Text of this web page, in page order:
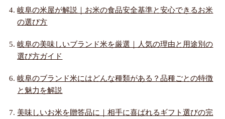
岐阜の米屋が解説｜お米の食品安全基準と安心できるお米
の選び方
岐阜の美味しいブランド米を厳選｜人気の理由と用途別の
選び方ガイド
岐阜のブランド米にはどんな種類がある？品種ごとの特徴
と魅力を解説
美味しいお米を贈答品に｜相手に喜ばれるギフト選びの完